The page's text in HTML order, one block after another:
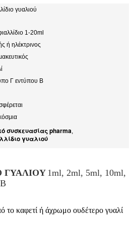
γυαλιού
1-20ml
ή ηλέκτρινος
Γ εντύπου Β
συσκευασίας pharma,
γυαλιού
ΓΥΑΛΙΟΥ 1ml, 2ml, 5ml, 10ml,
το καφετί ή άχρωμο ουδέτερο γυαλί